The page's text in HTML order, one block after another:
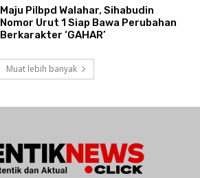
Maju Pilbpd Walahar, Sihabudin
Nomor Urut 1 Siap Bawa Perubahan
Berkarakter ‘GAHAR’
Muat lebih banyak